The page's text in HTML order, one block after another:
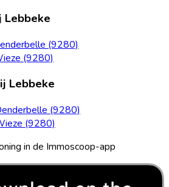
Lebbeke
(9280)
(9280)
Lebbeke
(9280)
(9280)
in de Immoscoop-app